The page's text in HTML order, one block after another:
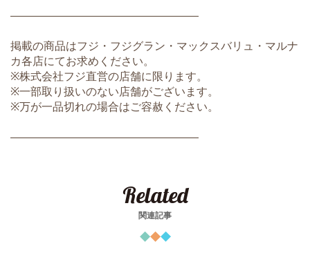
―――――――――――――――――
掲載の商品はフジ・フジグラン・マックスバリュ・マルナ
カ各店にてお求めください。
※株式会社フジ直営の店舗に限ります。
※一部取り扱いのない店舗がございます。
※万が一品切れの場合はご容赦ください。
―――――――――――――――――
Related
関連記事